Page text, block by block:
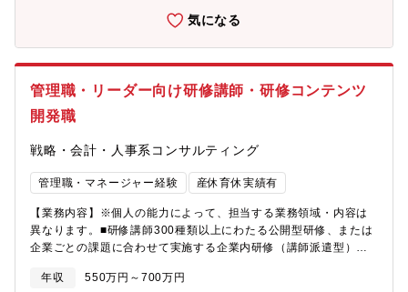
気になる
管理職・リーダー向け研修講師・研修コンテンツ
開発職
戦略・会計・人事系コンサルティング
管理職・マネージャー経験 産休育休実績有
【業務内容】※個人の能力によって、担当する業務領域・内容は
異なります。■研修講師300種類以上にわたる公開型研修、または
企業ごとの課題に合わせて実施する企業内研修（講師派遣型）の
り体系化された経営テーマを学ぶこともできます。■研修カリキュ
年収 550万円～700万円